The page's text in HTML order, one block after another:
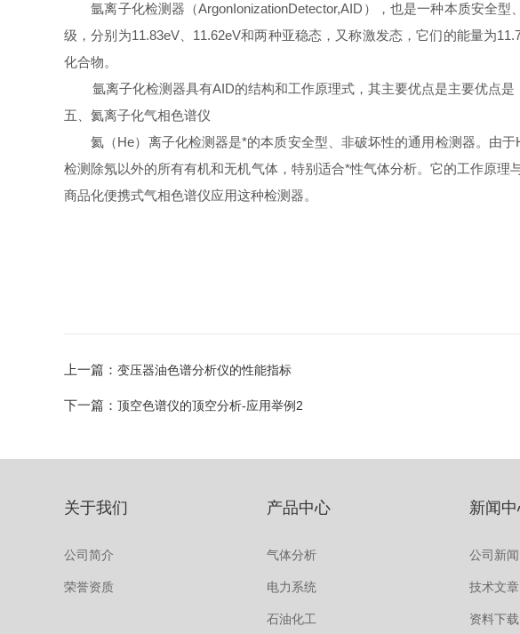
氩离子化检测器（ArgonIonizationDetector,AID），也是一种本质安全型
级，分别为11.83eV、11.62eV和两种亚稳态，又称激发态，它们的能量为
化合物。
氩离子化检测器具有AID的结构和工作原理式，其主要优点是主要优点是
五、氦离子化气相色谱仪
氦（He）离子化检测器是*的本质安全型、非破坏性的通用检测器。由于
检测除氖以外的所有有机和无机气体，特别适合*性气体分析。它的工作原
商品化便携式气相色谱仪应用这种检测器。
上一篇： 变压器油色谱分析仪的性能指标
下一篇： 顶空色谱仪的顶空分析-应用举例2
关于我们
公司简介
荣誉资质
产品中心
气体分析
电力系统
石油化工
新闻
公司新闻
技术文章
资料下载